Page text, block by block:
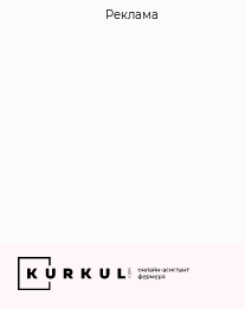
Реклама